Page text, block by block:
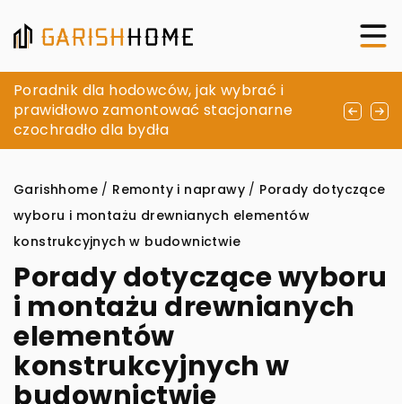
Jak balustrady aluminiowe wpływają na
estetykę i funkcjonalność Twojego domu
Poradnik dla hodowców, jak wybrać i
prawidłowo zamontować stacjonarne
czochradło dla bydła
Jak przygotować taras na sezon jesienno-
zimowy?
Garishhome / Remonty i naprawy / Porady dotyczące
wyboru i montażu drewnianych elementów
konstrukcyjnych w budownictwie
Porady dotyczące wyboru
i montażu drewnianych
elementów
konstrukcyjnych w
budownictwie